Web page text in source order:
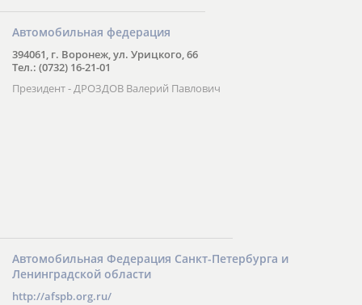
Автомобильная федерация
394061, г. Воронеж, ул. Урицкого, 66
Тел.: (0732) 16-21-01
Президент - ДРОЗДОВ Валерий Павлович
Автомобильная Федерация Санкт-Петербурга и
Ленинградской области
http://afspb.org.ru/